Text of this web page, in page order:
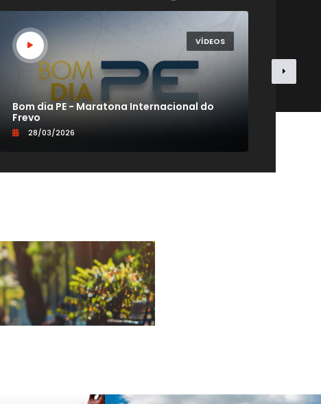
Bom dia PE - Maratona Internacional do
Frevo
28/03/2026
VÍDEOS